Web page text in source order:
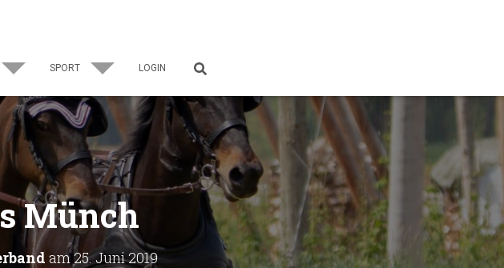
SPORT LOGIN
Münch
am25. Juni 2019